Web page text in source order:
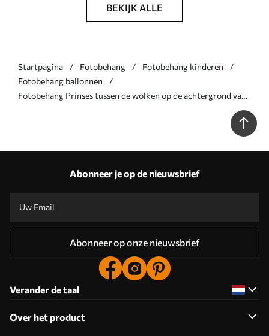
BEKIJK ALLE
Startpagina Fotobehang
Fotobehang kinderen
Fotobehang ballonnen
Fotobehang Prinses tussen de wolken op de achtergrond van
Abonneer je op de nieuwsbrief
Abonneer op onze nieuwsbrief
Verander de taal
Over het product